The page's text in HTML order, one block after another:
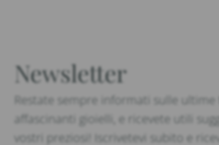
Newsletter
Restate sempre informati sulle
affascinanti gioielli, e ricevete utili
vostri preziosi! Iscrivetevi subito e